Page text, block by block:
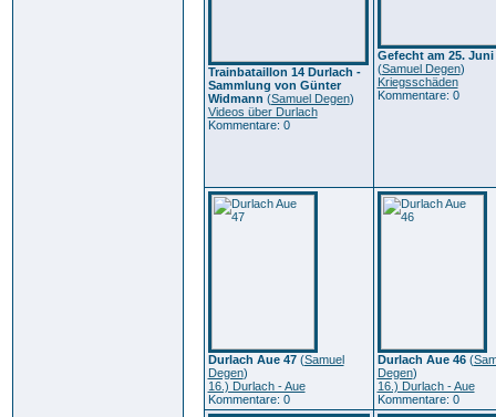
Trainbataillon 14 Durlach -
Sammlung von Günter
Widmann (Samuel Degen)
Videos über Durlach
Kommentare: 0
Gefecht am 25. Juni
(Samuel Degen)
Kriegsschäden
Kommentare: 0
Durlach Aue 47(Samuel
Degen)
16.) Durlach - Aue
Kommentare: 0
Durlach Aue 46(
Degen)
16.) Durlach - Aue
Kommentare: 0